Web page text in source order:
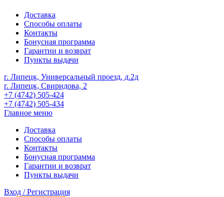
Доставка
Способы оплаты
Контакты
Бонусная программа
Гарантии и возврат
Пункты выдачи
г. Липецк, Универсальный проезд, д.2д
г. Липецк, Свиридова, 2
+7 (4742) 505-424
+7 (4742) 505-434
Главное меню
Доставка
Способы оплаты
Контакты
Бонусная программа
Гарантии и возврат
Пункты выдачи
Вход / Регистрация